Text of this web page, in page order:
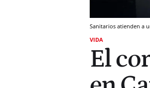
Sanitarios atienden a
VIDA
El